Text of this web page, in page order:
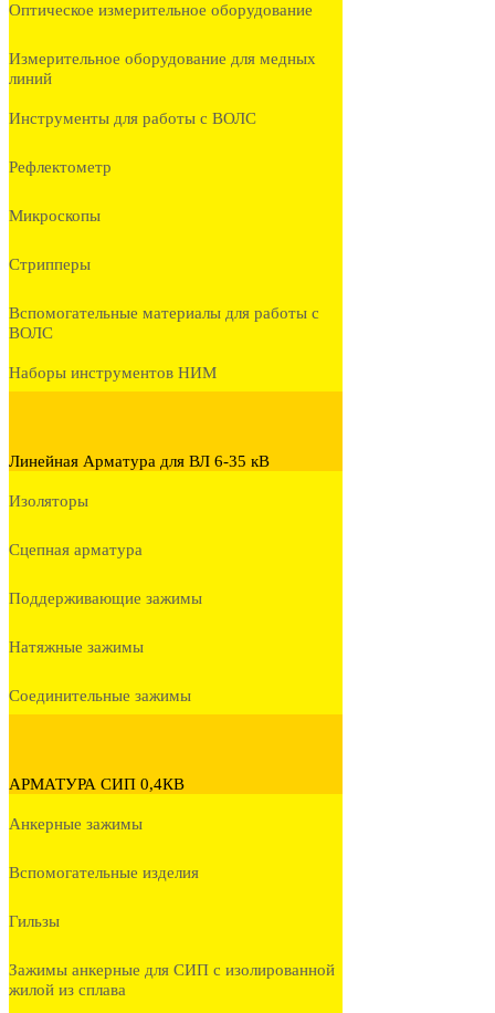
Оптическое измерительное оборудование
Измерительное оборудование для медных
линий
Инструменты для работы с ВОЛС
Рефлектометр
Микроскопы
Стрипперы
Вспомогательные материалы для работы с
ВОЛС
Наборы инструментов НИМ
Линейная Арматура для ВЛ 6-35 кВ
Изоляторы
Сцепная арматура
Поддерживающие зажимы
Натяжные зажимы
Соединительные зажимы
АРМАТУРА СИП 0,4КВ
Анкерные зажимы
Вспомогательные изделия
Гильзы
Зажимы анкерные для СИП с изолированной
жилой из сплава